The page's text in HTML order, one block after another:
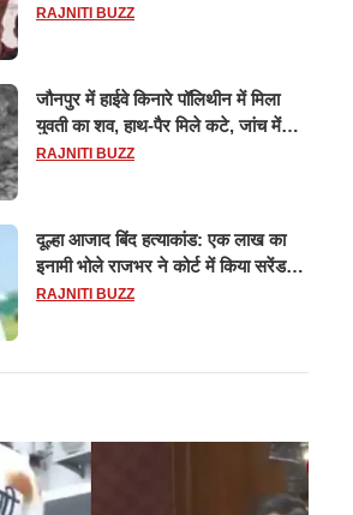
पर बनी सहमति
RAJNITI BUZZ
जौनपुर में हाईवे किनारे पॉलिथीन में मिला
युवती का शव, हाथ-पैर मिले कटे, जांच में
जुटी पुलिस
RAJNITI BUZZ
दूल्हा आजाद बिंद हत्याकांड: एक लाख का
इनामी भोले राजभर ने कोर्ट में किया सरेंडर,
14 दिन के लिए भेजा गया जेल
RAJNITI BUZZ